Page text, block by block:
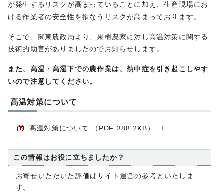
が発生するリスクが高まっていることに加え、生産現場にお
ける作業者の安全性を損なうリスクが高まっております。
そこで、関東農政局より、果樹農家に対し高温対策に関する
技術的助言がありましたのでお知らせします。
また、高温・高湿下での農作業は、熱中症を引き起こしやす
いので注意してください。
高温対策について
高温対策について （PDF 388.2KB）
この情報はお役に立ちましたか？
お寄せいただいた評価はサイト運営の参考といたしま
す。